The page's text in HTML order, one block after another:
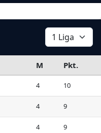
M Pkt.
4 10
4 9
4 9